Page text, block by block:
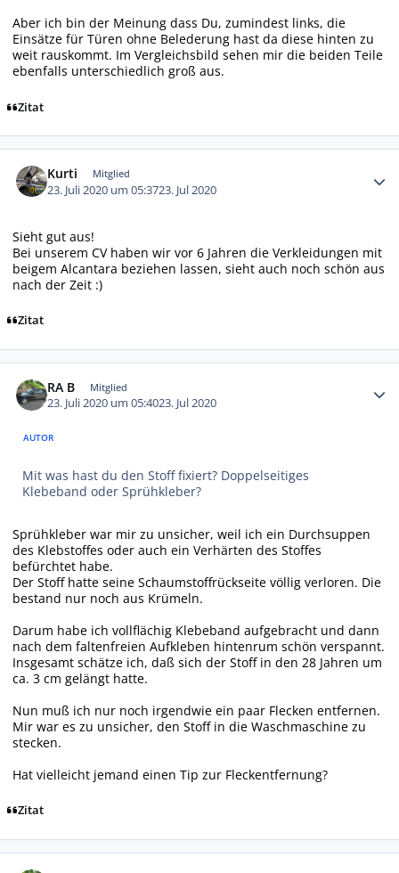
Aber ich bin der Meinung dass Du, zumindest links, die
Einsätze für Türen ohne Belederung hast da diese hinten zu
weit rauskommt. Im Vergleichsbild sehen mir die beiden Teile
ebenfalls unterschiedlich groß aus.
Zitat
Kurti Mitglied
23. Juli 2020 um 05:3723. Jul 2020
Sieht gut aus!
Bei unserem CV haben wir vor 6 Jahren die Verkleidungen mit
beigem Alcantara beziehen lassen, sieht auch noch schön aus
nach der Zeit :)
Zitat
RA B Mitglied
23. Juli 2020 um 05:4023. Jul 2020
AUTOR
Mit was hast du den Stoff fixiert? Doppelseitiges
Klebeband oder Sprühkleber?
Sprühkleber war mir zu unsicher, weil ich ein Durchsuppen
des Klebstoffes oder auch ein Verhärten des Stoffes
befürchtet habe.
Der Stoff hatte seine Schaumstoffrückseite völlig verloren. Die
bestand nur noch aus Krümeln.
Darum habe ich vollflächig Klebeband aufgebracht und dann
nach dem faltenfreien Aufkleben hintenrum schön verspannt.
Insgesamt schätze ich, daß sich der Stoff in den 28 Jahren um
ca. 3 cm gelängt hatte.
Nun muß ich nur noch irgendwie ein paar Flecken entfernen.
Mir war es zu unsicher, den Stoff in die Waschmaschine zu
stecken.
Hat vielleicht jemand einen Tip zur Fleckentfernung?
Zitat